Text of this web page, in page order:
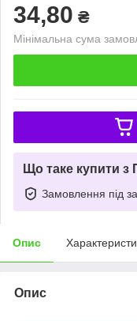
34,80 ₴
Мінімальна сума
Що таке купити з
Замовлення під
Опис
Опис